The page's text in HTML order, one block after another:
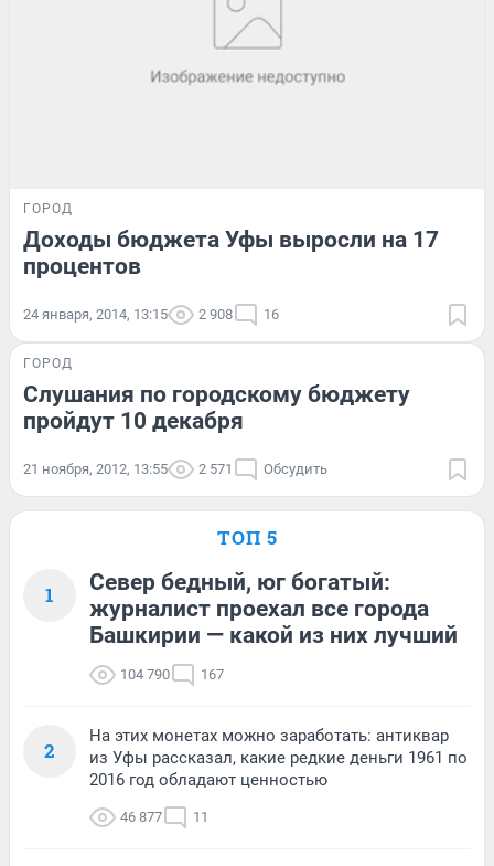
ГОРОД
Доходы бюджета Уфы выросли на 17
процентов
24 января, 2014, 13:15 2 908 16
ГОРОД
Слушания по городскому бюджету
пройдут 10 декабря
21 ноября, 2012, 13:55 2 571 Обсудить
ТОП 5
1
Север бедный, юг богатый:
журналист проехал все города
Башкирии — какой из них лучший
104 790 167
2
На этих монетах можно заработать: антиквар
из Уфы рассказал, какие редкие деньги 1961 по
2016 год обладают ценностью
46 877 11